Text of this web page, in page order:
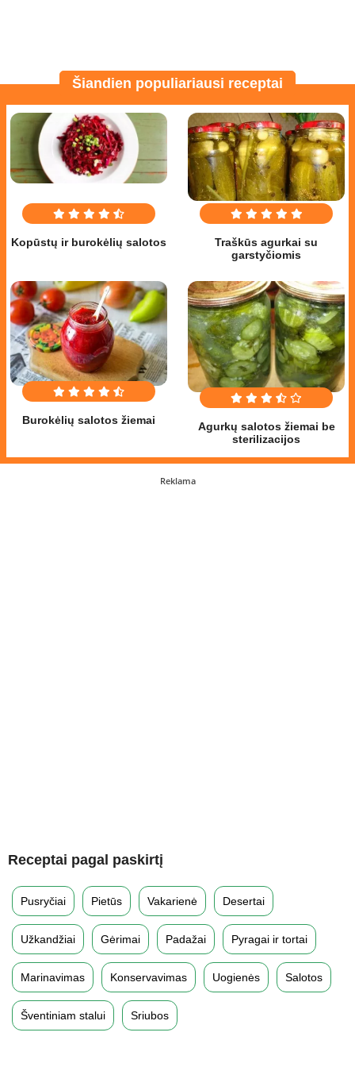
Šiandien populiariausi receptai
Kopūstų ir burokėlių salotos
Traškūs agurkai su
garstyčiomis
Burokėlių salotos žiemai
Agurkų salotos žiemai be
sterilizacijos
Reklama
Receptai pagal paskirtį
Pusryčiai Pietūs Vakarienė Desertai
Užkandžiai Gėrimai Padažai Pyragai ir tortai
Marinavimas Konservavimas Uogienės Salotos
Šventiniam stalui Sriubos